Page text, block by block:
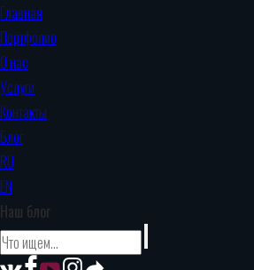
Главная
Портфолио
О нас
Услуги
Контакты
Блог
RU
EN
Наш блог